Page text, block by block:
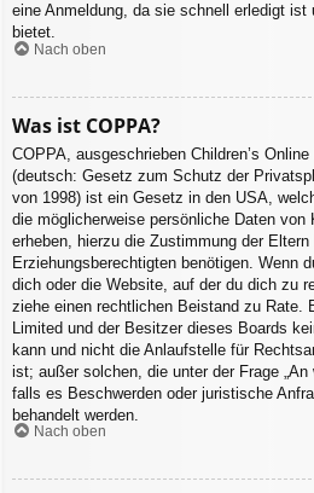
eine Anmeldung, da sie schnell erledigt ist
bietet.
Nach oben
Was ist COPPA?
COPPA, ausgeschrieben Children’s
(deutsch: Gesetz zum Schutz der
von 1998) ist ein Gesetz in den USA,
die möglicherweise persönliche Daten von
erheben, hierzu die Zustimmung der
Erziehungsberechtigten benötigen. Wenn
dich oder die Website, auf der du dich zu
ziehe einen rechtlichen Beistand zu Rate.
Limited und der Besitzer dieses Boards
kann und nicht die Anlaufstelle für
ist; außer solchen, die unter der Frage „An
falls es Beschwerden oder juristische
behandelt werden.
Nach oben